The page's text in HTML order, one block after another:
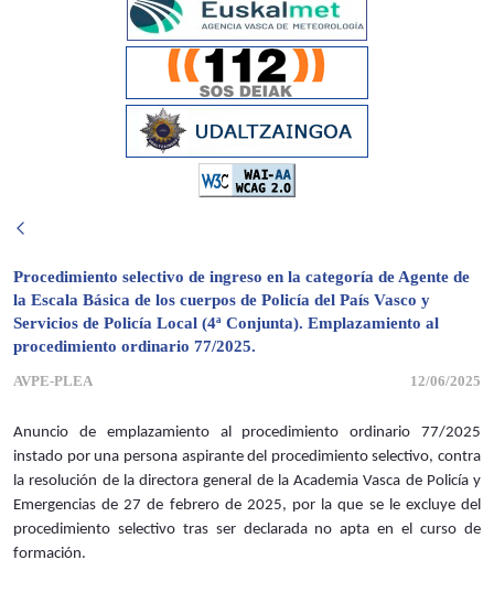
Procedimiento selectivo de ingreso en la categoría de Agente de
la Escala Básica de los cuerpos de Policía del País Vasco y
Servicios de Policía Local (4ª Conjunta). Emplazamiento al
procedimiento ordinario 77/2025.
AVPE-PLEA 12/06/2025
Anuncio de emplazamiento al procedimiento ordinario 77/2025
instado por una persona aspirante del procedimiento selectivo, contra
la resolución de la directora general de la Academia Vasca de Policía y
Emergencias de 27 de febrero de 2025, por la que se le excluye del
procedimiento selectivo tras ser declarada no apta en el curso de
formación.